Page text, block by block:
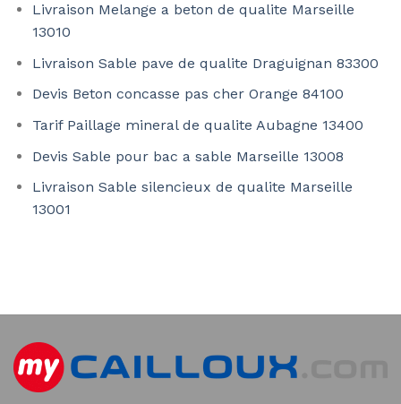
Livraison Melange a beton de qualite Marseille
13010
Livraison Sable pave de qualite Draguignan 83300
Devis Beton concasse pas cher Orange 84100
Tarif Paillage mineral de qualite Aubagne 13400
Devis Sable pour bac a sable Marseille 13008
Livraison Sable silencieux de qualite Marseille
13001